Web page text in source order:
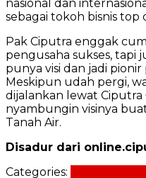
nasional dan
sebagai tokoh bisnis top
Pak Ciputra enggak
pengusaha sukses, tapi
punya visi dan jadi
Meskipun udah pergi,
dijalankan lewat Ciputra
nyambungin visinya
Tanah Air.
Disadur dari
Categories: